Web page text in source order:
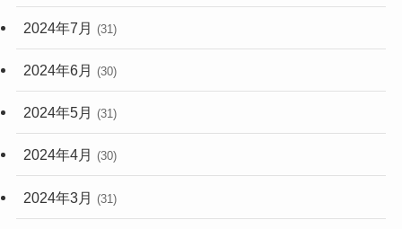
2024年7月 (31)
2024年6月 (30)
2024年5月 (31)
2024年4月 (30)
2024年3月 (31)